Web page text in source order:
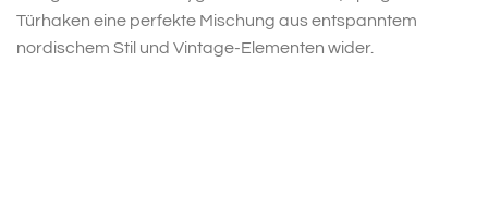
Türhaken eine perfekte Mischung aus entspanntem
nordischem Stil und Vintage-Elementen wider.